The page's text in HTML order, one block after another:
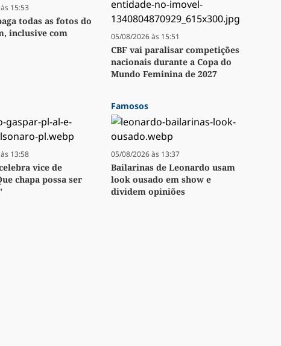
15:53
todas as fotos do
inclusive com
05/08/2026 às 15:51
CBF vai paralisar competições
nacionais durante a Copa do
Mundo Feminina de 2027
13:58
vice de
chapa possa ser
Famosos
05/08/2026 às 13:37
Bailarinas de Leonardo usam
look ousado em show e
dividem opiniões